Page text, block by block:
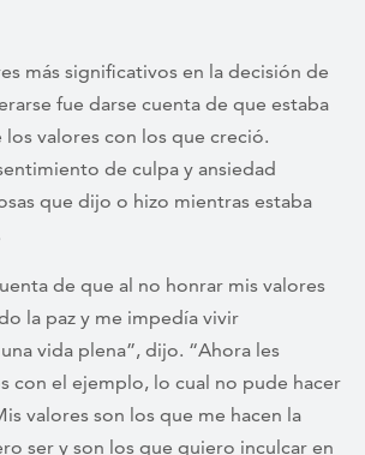
más significativos en la decisión de
fue darse cuenta de que estaba
valores con los que creció.
de culpa y ansiedad
que dijo o hizo mientras estaba
de que al no honrar mis valores
la paz y me impedía vivir
vida plena”, dijo. “Ahora les
con el ejemplo, lo cual no pude hacer
valores son los que me hacen la
ser y son los que quiero inculcar en